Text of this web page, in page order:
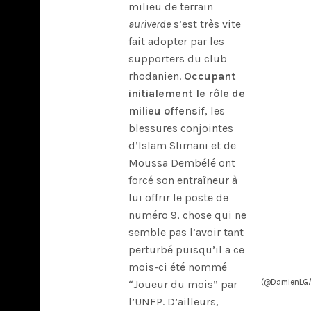
milieu de terrain
auriverde s’est très vite
fait adopter par les
supporters du club
rhodanien. Occupant
initialement le rôle de
milieu offensif, les
blessures conjointes
d’Islam Slimani et de
Moussa Dembélé ont
forcé son entraîneur à
lui offrir le poste de
numéro 9, chose qui ne
semble pas l’avoir tant
perturbé puisqu’il a ce
mois-ci été nommé
“Joueur du mois” par
l’UNFP. D’ailleurs,